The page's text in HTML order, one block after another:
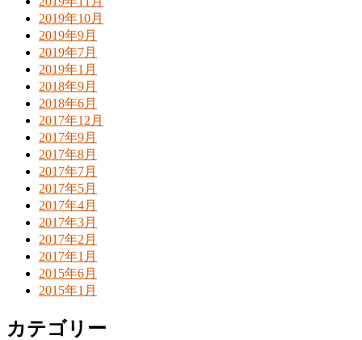
2019年10月
2019年9月
2019年7月
2019年1月
2018年9月
2018年6月
2017年12月
2017年9月
2017年8月
2017年7月
2017年5月
2017年4月
2017年3月
2017年2月
2017年1月
2015年6月
2015年1月
カテゴリー